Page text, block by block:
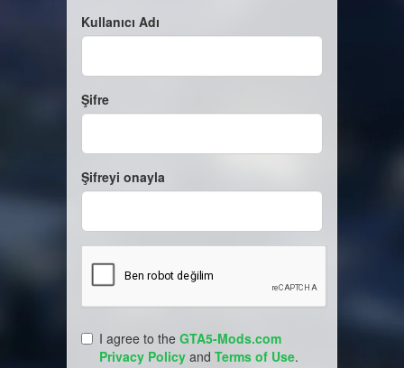
Kullanıcı Adı
Şifre
Şifreyi onayla
I agree to the GTA5-Mods.com
Privacy Policy and Terms of Use.